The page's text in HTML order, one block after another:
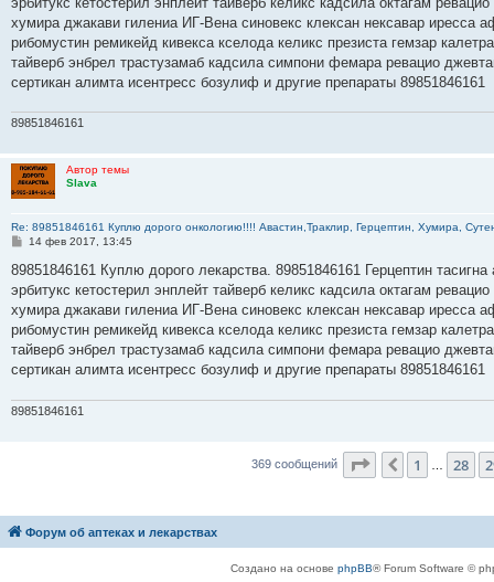
щ
е
и
е
хумира джакави гилениа ИГ-Вена синовекс клексан нексавар иресса
рибомустин ремикейд кивекса кселода келикс презиста гемзар
тайверб энбрел трастузамаб кадсила симпони фемара ревацио
сертикан алимта исентресс бозулиф и другие препараты 89851846161
89851846161
Автор темы
Slava
Re: 89851846161 Куплю дорого онкологию!!!! Авастин,Траклир, Герцептин, Хумира,
С
о
щ
е
и
е
14 фев 2017, 13:45
89851846161 Куплю дорого лекарства. 89851846161 Герцептин
эрбитукс кетостерил энплейт тайверб келикс кадсила октагам
хумира джакави гилениа ИГ-Вена синовекс клексан нексавар иресса
рибомустин ремикейд кивекса кселода келикс презиста гемзар
тайверб энбрел трастузамаб кадсила симпони фемара ревацио
сертикан алимта исентресс бозулиф и другие препараты 89851846161
89851846161
369 сообщений Страница 30из
Пред.
1 28
Форум об аптеках и лекарствах
Создано на основе phpBB® Forum Software ©